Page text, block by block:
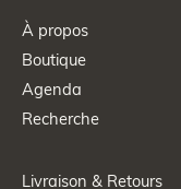
À propos
Boutique
Agenda
Recherche
Livraison & Retours